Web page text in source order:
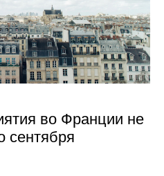
во Франции не
сентября